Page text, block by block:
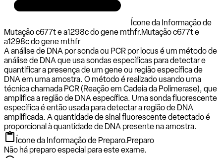
Ícone da Informação de
Mutação c677t e a1298c do gene mthfr.Mutação c677t e
a1298c do gene mthfr
A análise de DNA por sonda ou PCR por locus é um método de
análise de DNA que usa sondas específicas para detectar e
quantificar a presença de um gene ou região específica de
DNA em uma amostra. O método é realizado usando uma
técnica chamada PCR (Reação em Cadeia da Polimerase), que
amplifica a região de DNA específica. Uma sonda fluorescente
específica é então usada para detectar a região de DNA
amplificada. A quantidade de sinal fluorescente detectado é
proporcional à quantidade de DNA presente na amostra.
Ícone da Informação de Preparo.Preparo
Não há preparo especial para este exame.